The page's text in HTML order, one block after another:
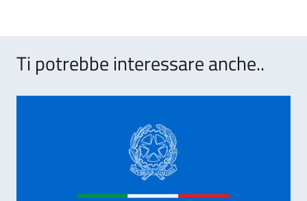
Ti potrebbe interessare anche..